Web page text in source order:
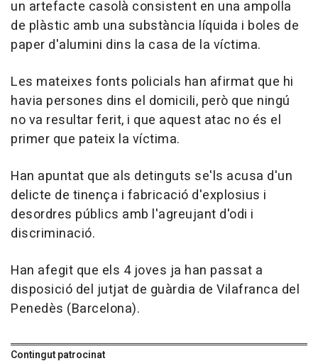
un artefacte casolà consistent en una ampolla
de plàstic amb una substància líquida i boles de
paper d'alumini dins la casa de la víctima.
Les mateixes fonts policials han afirmat que hi
havia persones dins el domicili, però que ningú
no va resultar ferit, i que aquest atac no és el
primer que pateix la víctima.
Han apuntat que als detinguts se'ls acusa d'un
delicte de tinença i fabricació d'explosius i
desordres públics amb l'agreujant d'odi i
discriminació.
Han afegit que els 4 joves ja han passat a
disposició del jutjat de guàrdia de Vilafranca del
Penedès (Barcelona).
Contingut patrocinat